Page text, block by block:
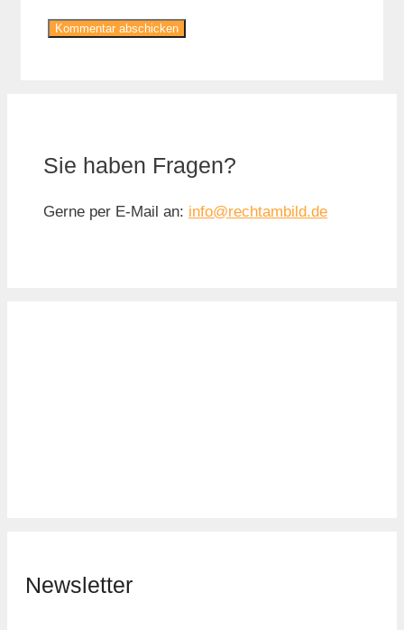
Sie haben Fragen?
Gerne per E-Mail an: info@rechtambild.de
Newsletter